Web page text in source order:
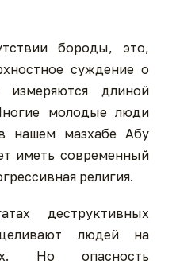
бороды, это,
суждение о
длиной
молодые люди
нашем мазхабе Абу
иметь современный
религия.
деструктивных
людей на
Но опасность